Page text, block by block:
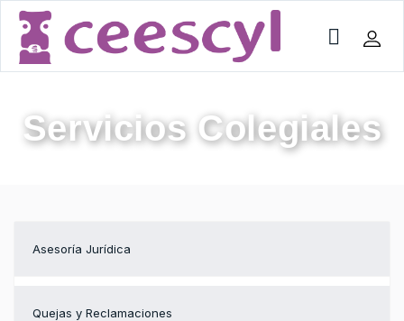
Servicios Colegiales
Asesoría Jurídica
Quejas y Reclamaciones